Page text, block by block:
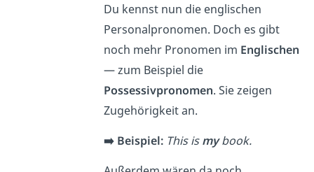
Du kennst nun die englischen
Personalpronomen. Doch es gibt
noch mehr Pronomen im Englischen
— zum Beispiel die
Possessivpronomen. Sie zeigen
Zugehörigkeit an.
➡️ Beispiel: This ismybook.